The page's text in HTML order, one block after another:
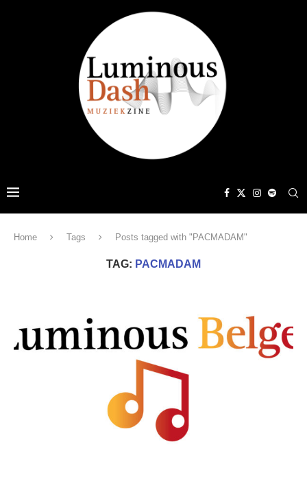
Home Tags Posts tagged with "PACMADAM"
TAG: PACMADAM